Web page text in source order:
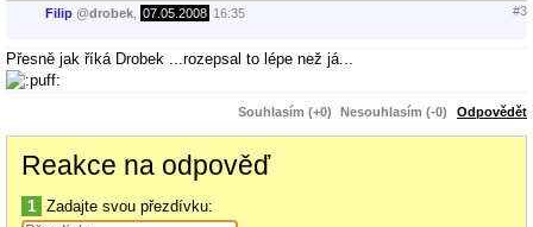
Filip @drobek 07.05.2008 16:35 #3
Přesně jak říká Drobek ...rozepsal to lépe než já...
Souhlasím (+0) Nesouhlasím (-0) Odpovědět
Reakce na odpověď
1 Zadajte svou přezdívku: